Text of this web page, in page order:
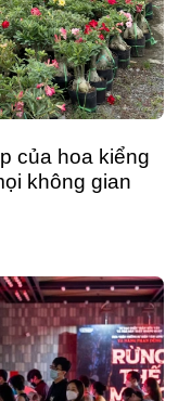
tại Đà Nẵng –